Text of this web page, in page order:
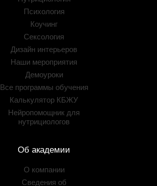
Психология
Коучинг
Сексология
Дизайн интерьеров
Наши мероприятия
Демоуроки
Все программы обучения
Калькулятор КБЖУ
Нейропомощник для
нутрициологов
Об академии
О компании
Сведения об